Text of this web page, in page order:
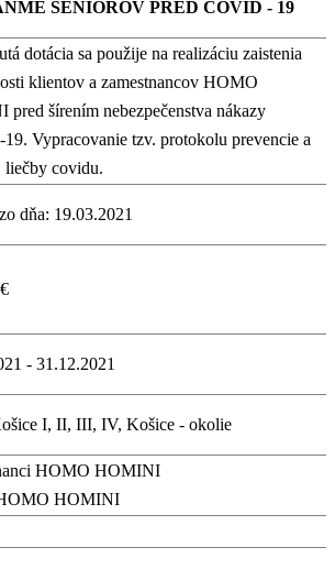
SENIOROV PRED COVID - 19
dotácia sa použije na realizáciu zaistenia
klientov a zamestnancov HOMO
pred šírením nebezpečenstva nákazy
Vypracovanie tzv. protokolu prevencie a
liečby covidu.
dňa: 19.03.2021
- 31.12.2021
I, II, III, IV, Košice - okolie
HOMO HOMINI
HOMINI